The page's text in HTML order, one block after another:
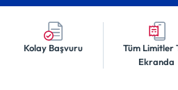
Kolay Başvuru
Tüm Limitler
Ekranda